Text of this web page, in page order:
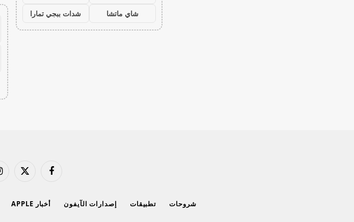
شاي ماتشا
شدات ببجي تمارا
فيسبوك
X
شروحات تطبيقات إصدارات الآيفون أخبار APPLE